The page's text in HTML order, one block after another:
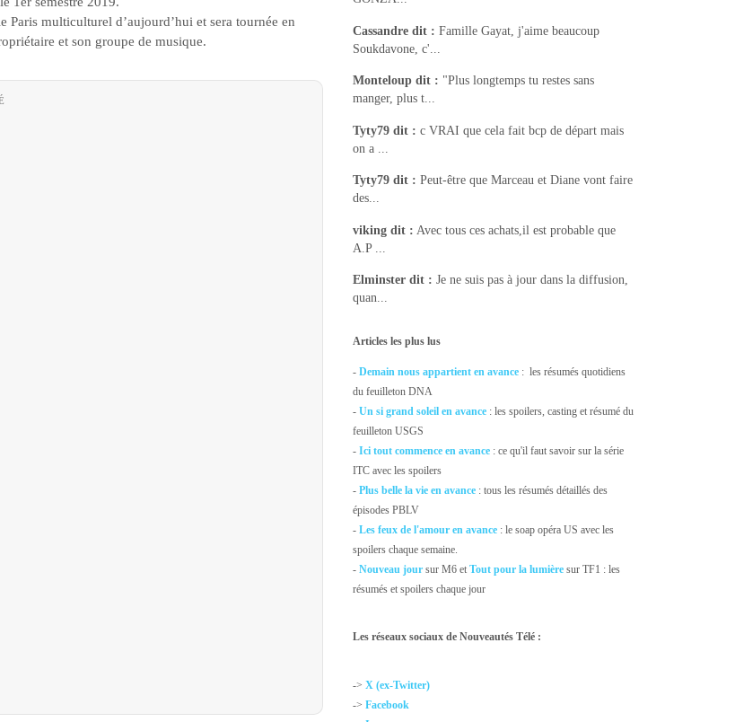
Paris multiculturel d’aujourd’hui et sera tournée en
et son groupe de musique.
Cassandre dit : Famille Gayat, j'aime beaucoup
Soukdavone, c'...
Monteloup dit : "Plus longtemps tu restes sans
manger, plus t...
Tyty79 dit : c VRAI que cela fait bcp de départ mais
on a ...
Tyty79 dit : Peut-être que Marceau et Diane vont faire
des...
viking dit : Avec tous ces achats,il est probable que
A.P ...
Elminster dit : Je ne suis pas à jour dans la diffusion,
quan...
Articles les plus lus
-Demain nous appartient en avance : les résumés quotidiens
du feuilleton DNA
-Un si grand soleil en avance : les spoilers, casting et résumé du
feuilleton USGS
-Ici tout commence en avance : ce qu'il faut savoir sur la série
ITC avec les spoilers
- Plus belle la vie en avance : tous les résumés détaillés des
épisodes PBLV
-Les feux de l'amour en avance : le soap opéra US avec les
spoilers chaque semaine.
-Nouveau jour sur M6 etTout pour la lumière sur TF1 : les
résumés et spoilers chaque jour
Les réseaux sociaux de Nouveautés Télé :
->X (ex-Twitter)
->Facebook